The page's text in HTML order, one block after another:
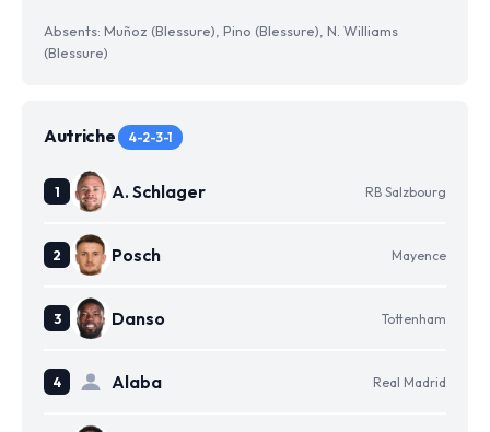
Absents: Muñoz (Blessure), Pino (Blessure), N. Williams
(Blessure)
Autriche 4-2-3-1
A. Schlager RB Salzbourg
Posch Mayence
Danso Tottenham
Alaba Real Madrid